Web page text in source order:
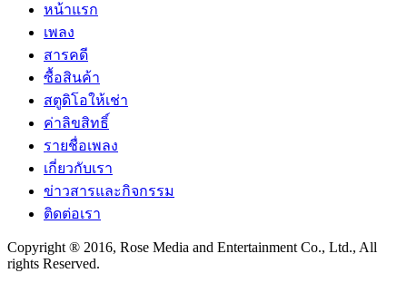
หน้าแรก
เพลง
สารคดี
ซื้อสินค้า
สตูดิโอให้เช่า
ค่าลิขสิทธิ์
รายชื่อเพลง
เกี่ยวกับเรา
ข่าวสารและกิจกรรม
ติดต่อเรา
Copyright ® 2016, Rose Media and Entertainment Co., Ltd., All
rights Reserved.